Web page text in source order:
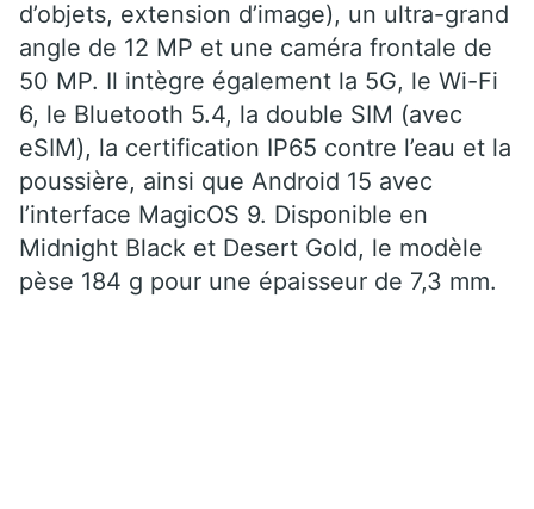
d’objets, extension d’image), un ultra-grand
angle de 12 MP et une caméra frontale de
50 MP. Il intègre également la 5G, le Wi-Fi
6, le Bluetooth 5.4, la double SIM (avec
eSIM), la certification IP65 contre l’eau et la
poussière, ainsi que Android 15 avec
l’interface MagicOS 9. Disponible en
Midnight Black et Desert Gold, le modèle
pèse 184 g pour une épaisseur de 7,3 mm.